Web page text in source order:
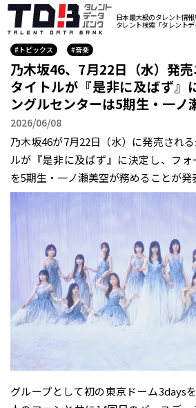
日本最大級のタレント情
タレント検索「タレントデ
#トピックス #音楽
乃木坂46、7月22日（水）発
タイトルが『是非に及ばず』
ングルセンターは5期生・一ノ
2026/06/08
乃木坂46が7月22日（水）に発売され
ルが『是非に及ばず』に決定し、フ
を5期生・一ノ瀬美空が務めることが発
グループとして初の東京ドーム3days